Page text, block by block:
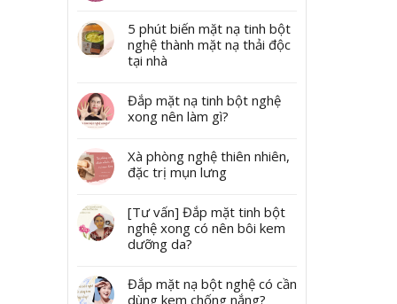
5 phút biến mặt nạ tinh bột
nghệ thành mặt nạ thải độc
tại nhà
Đắp mặt nạ tinh bột nghệ
xong nên làm gì?
Xà phòng nghệ thiên nhiên,
đặc trị mụn lưng
[Tư vấn] Đắp mặt tinh bột
nghệ xong có nên bôi kem
dưỡng da?
Đắp mặt nạ bột nghệ có cần
dùng kem chống nắng?